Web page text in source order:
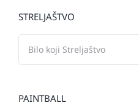
STRELJAŠTVO
PAINTBALL